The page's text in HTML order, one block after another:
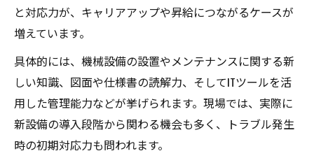
と対応力が、キャリアアップや昇給につながるケースが
増えています。
具体的には、機械設備の設置やメンテナンスに関する新
しい知識、図面や仕様書の読解力、そしてITツールを活
用した管理能力などが挙げられます。現場では、実際に
新設備の導入段階から関わる機会も多く、トラブル発生
時の初期対応力も問われます。